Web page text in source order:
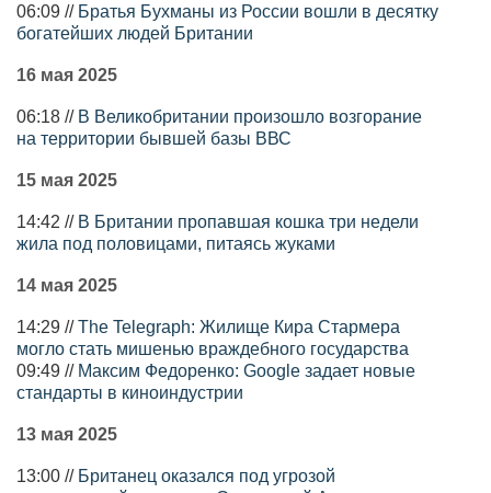
06:09 // Братья Бухманы из России вошли в десятку
богатейших людей Британии
16 мая 2025
06:18 // В Великобритании произошло возгорание
на территории бывшей базы ВВС
15 мая 2025
14:42 // В Британии пропавшая кошка три недели
жила под половицами, питаясь жуками
14 мая 2025
14:29 //The Telegraph: Жилище Кира Стармера
могло стать мишенью враждебного государства
09:49 // Максим Федоренко: Google задает новые
стандарты в киноиндустрии
13 мая 2025
13:00 // Британец оказался под угрозой